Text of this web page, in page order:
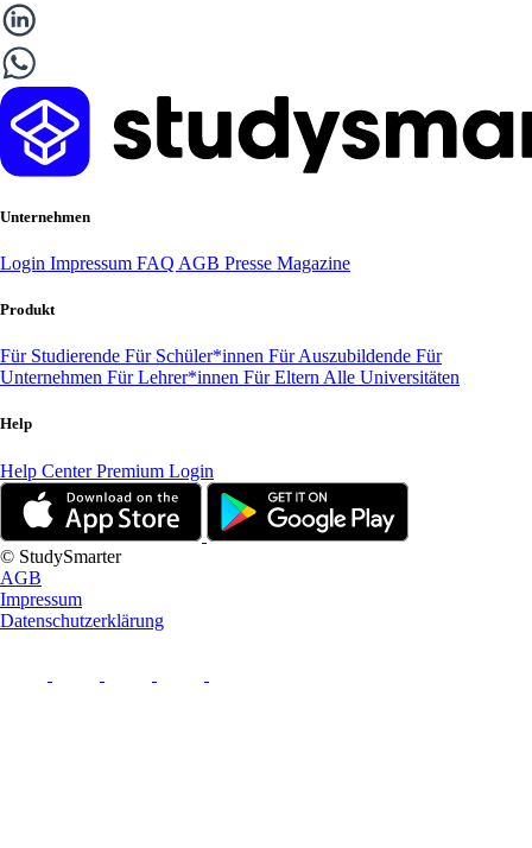
Unternehmen
Login Impressum FAQ AGB Presse Magazine
Produkt
Für Studierende Für Schüler*innen Für Auszubildende Für
Unternehmen Für Lehrer*innen Für Eltern Alle Universitäten
Help
Help CenterPremium Login
© StudySmarter
AGB
Impressum
Datenschutzerklärung